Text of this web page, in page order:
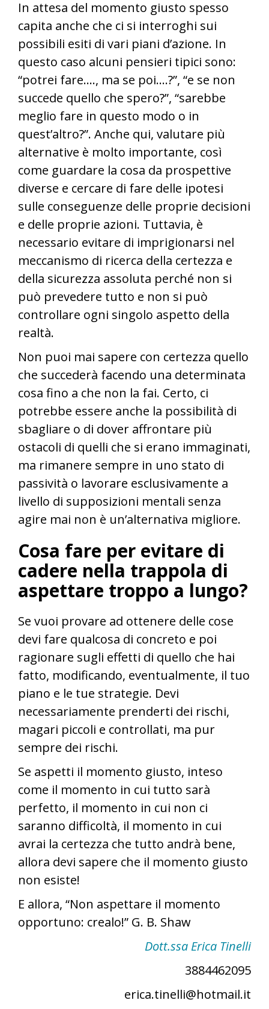
In attesa del momento giusto spesso
capita anche che ci si interroghi sui
possibili esiti di vari piani d’azione. In
questo caso alcuni pensieri tipici sono:
“potrei fare…., ma se poi….?”, “e se non
succede quello che spero?”, “sarebbe
meglio fare in questo modo o in
quest’altro?”. Anche qui, valutare più
alternative è molto importante, così
come guardare la cosa da prospettive
diverse e cercare di fare delle ipotesi
sulle conseguenze delle proprie decisioni
e delle proprie azioni. Tuttavia, è
necessario evitare di imprigionarsi nel
meccanismo di ricerca della certezza e
della sicurezza assoluta perché non si
può prevedere tutto e non si può
controllare ogni singolo aspetto della
realtà.
Non puoi mai sapere con certezza quello
che succederà facendo una determinata
cosa fino a che non la fai. Certo, ci
potrebbe essere anche la possibilità di
sbagliare o di dover affrontare più
ostacoli di quelli che si erano immaginati,
ma rimanere sempre in uno stato di
passività o lavorare esclusivamente a
livello di supposizioni mentali senza
agire mai non è un’alternativa migliore.
Cosa fare per evitare di
cadere nella trappola di
aspettare troppo a lungo?
Se vuoi provare ad ottenere delle cose
devi fare qualcosa di concreto e poi
ragionare sugli effetti di quello che hai
fatto, modificando, eventualmente, il tuo
piano e le tue strategie. Devi
necessariamente prenderti dei rischi,
magari piccoli e controllati, ma pur
sempre dei rischi.
Se aspetti il momento giusto, inteso
come il momento in cui tutto sarà
perfetto, il momento in cui non ci
saranno difficoltà, il momento in cui
avrai la certezza che tutto andrà bene,
allora devi sapere che il momento giusto
non esiste!
E allora, “Non aspettare il momento
opportuno: crealo!” G. B. Shaw
Dott.ssa Erica Tinelli
3884462095
erica.tinelli@hotmail.it